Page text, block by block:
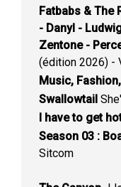
Fatbabs & The
- Danyl -
Zentone -
(édition 2026) -
Music,
Swallowtail
I have to get
Season 03 :
Sitcom